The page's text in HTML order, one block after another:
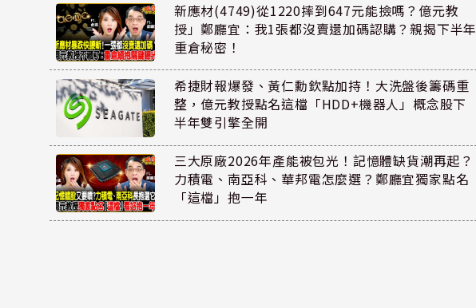
新應材(4749)從1220摔到647元能撿嗎？億元教
授」鄭廳宜：我1張都沒賣還加碼認購？親揭下半年
重倉秘密！
希捷財報爆發、黃仁勳欽點加持！大洗盤後籌碼重
整，億元教授點名這檔「HDD+機器人」概念股下
半年雙引擎全開
三大原廠2026年產能被包光！記憶體缺貨潮再起？
力積電、南亞科、華邦電怎麼選？鄭廳宜獨家點名
「這檔」抱一年